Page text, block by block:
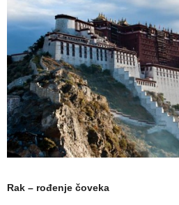
Rak – rođenje čoveka